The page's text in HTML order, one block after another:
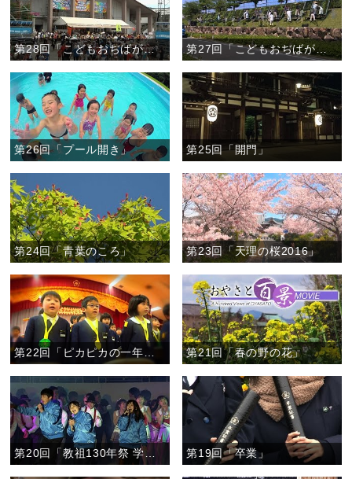
第28回「こどもおぢばがえりをささえる人たち」 第27回「こどもおぢばがえり いよいよ」
第26回「プール開き」 第25回「開門」
第24回「青葉のころ」 第23回「天理の桜2016」
第21回「春の野の花」
第20回「教祖130年祭 学生おぢばがえり大会前夜祭 」 第19回「卒業」